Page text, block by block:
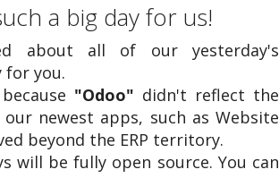
a big day for us!
about all of our yesterday's
for you.
"Odoo" didn't reflect the
newest apps, such as Website
beyond the ERP territory.
will be fully open source. You can